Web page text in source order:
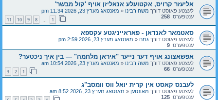
אליעזר קרויס, אקטועלע אנאליזן אויף 'קול מבשר'
לעצטע פאוסט דורך משה רבינו « מאנטאג מערץ 23, 2026 11:34 pm
ענטפערס: 258
1
…
8
9
10
11
סאטמאר לאנדאן - פאראייניגטע עקספא
לעצטע פאוסט דורך גמח « מאנטאג מערץ 23, 2026 2:59 pm
ענטפערס: 9
אפשאצונג אויף דער נייער "איראן מלחמה" — בין איך ניכטער?
לעצטע פאוסט דורך משה רבינו « מאנטאג מערץ 23, 2026 10:54 am
ענטפערס: 66
1
2
3
לעבנס קאסט אין קרית יואל ווס וומסב"ג
לעצטע פאוסט דורך מאונטען « מאנטאג מערץ 23, 2026 8:52 am
ענטפערס: 125